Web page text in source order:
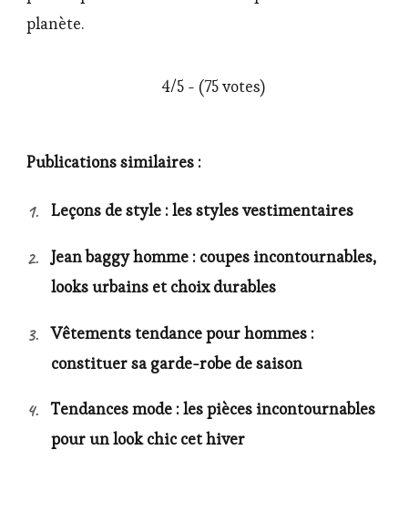
planète.
4/5 - (75 votes)
Publications similaires :
Leçons de style : les styles vestimentaires
Jean baggy homme : coupes incontournables,
looks urbains et choix durables
Vêtements tendance pour hommes :
constituer sa garde-robe de saison
Tendances mode : les pièces incontournables
pour un look chic cet hiver